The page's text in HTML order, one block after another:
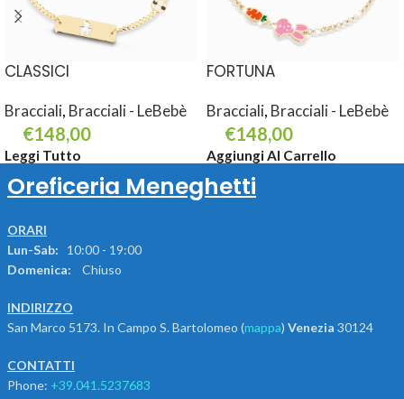
CLASSICI
Bracciali, Bracciali - LeBebè
€148,00
Leggi Tutto
FORTUNA
Bracciali, Bracciali - LeBebè
€148,00
Aggiungi Al Carrello
Oreficeria Meneghetti
ORARI
Lun-Sab: 10:00 - 19:00
Domenica:
Chiuso
INDIRIZZO
San Marco 5173. In Campo S. Bartolomeo (mappa) Venezia 30124
CONTATTI
Phone: +39.041.5237683